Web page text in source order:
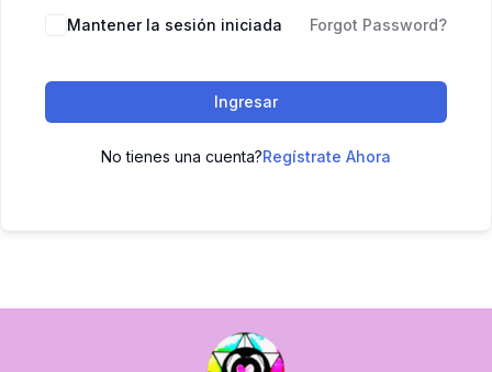
Mantener la sesión iniciada Forgot Password?
Ingresar
No tienes una cuenta?Regístrate Ahora